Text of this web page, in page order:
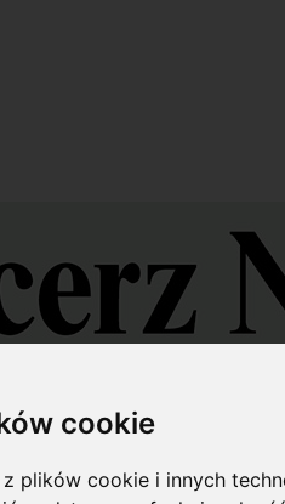
cookie
plików cookie i innych